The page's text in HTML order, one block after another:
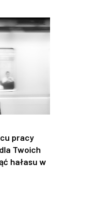
pracy
Twoich
hałasu w